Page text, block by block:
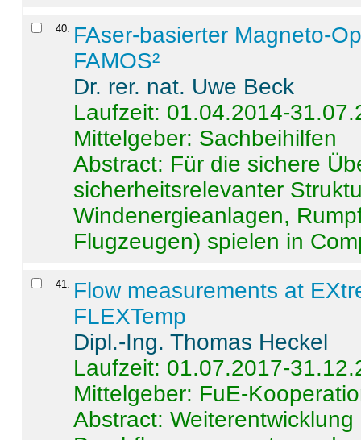
40. FAser-basierter Magneto-
FAMOS²
Dr. rer. nat. Uwe Beck
Laufzeit: 01.04.2014-
Mittelgeber: Sachbeihilfen
Abstract: Für die sichere
sicherheitsrelevanter
Windenergieanlagen,
Flugzeugen) spielen in
41. Flow measurements at
FLEXTemp
Dipl.-Ing. Thomas Heckel
Laufzeit: 01.07.2017-
Mittelgeber: FuE-
Abstract: